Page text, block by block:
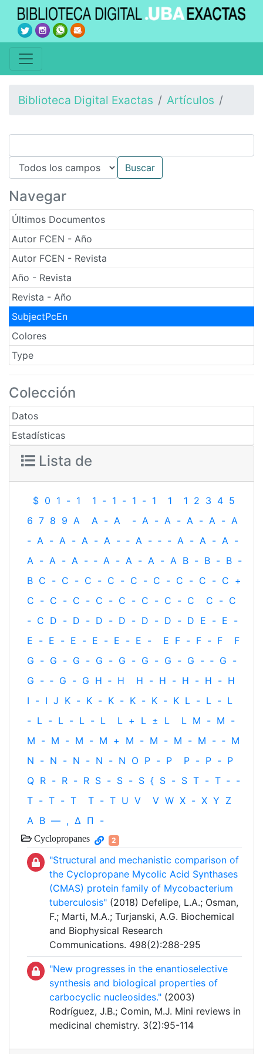
Biblioteca Digital Exactas Artículos
Navegar
Últimos Documentos
Autor FCEN - Año
Autor FCEN - Revista
Año - Revista
Revista - Año
SubjectPcEn
Colores
Type
Colección
Datos
Estadísticas
Lista de
$ 0 1 - 1 1 - 1 - 1 - 1 1 1 2 3 4 5
6 7 8 9 A A - A - A - A - A - A - A
- A - A - A - A - ‐ A - ‐ - A - A - A -
A - A - A - ‐ A - A - A - A B - B - B -
B C - C - C - C - C - C - C - C - C +
C - C - C - C - C - C - C - C C - C
- C D - D - D - D - D - D - D E - E -
E - E - E - E - E - E - E F - F - F
F
G - G - G - G - G - G - G - G - ‐ G -
G - ‐ G - G H ‐ H H - H - H - H - H
I - I J K - K - K - K - K - K L - L - L
- L - L - L - L L + L ± L L M - M -
M - M - M - M + M - M - M - M - ‐ M
N - N - N - N - N O P - P P - P - P
Q R - R - R S - S - S { S - S T - T ‐ -
T - T - T T - T U V V W X - X Y Z
Α Β — , Δ Π -
Cyclopropanes 2
"Structural and mechanistic comparison of
the Cyclopropane Mycolic Acid Synthases
(CMAS) protein family of Mycobacterium
tuberculosis" (2018) Defelipe, L.A.; Osman,
F.; Marti, M.A.; Turjanski, A.G. Biochemical
and Biophysical Research
Communications. 498(2):288-295
"New progresses in the enantioselective
synthesis and biological properties of
carbocyclic nucleosides." (2003)
Rodríguez, J.B.; Comin, M.J. Mini reviews in
medicinal chemistry. 3(2):95-114